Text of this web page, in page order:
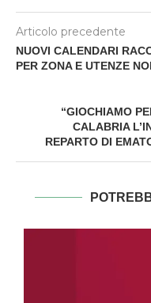
Articolo precedente
NUOVI CALENDARI
PER ZONA E UTENZE
“GIOCHIAMO
CALABRIA
REPARTO DI